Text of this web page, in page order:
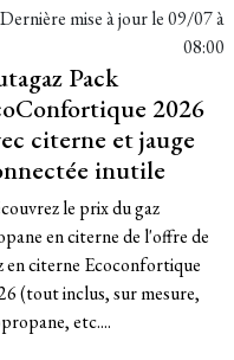
Dernière mise à jour le09/07 à
08:00
Pack
2026
citerne et jauge
inutile
le prix du gaz
en citerne de l'offre de
en citerne Ecoconfortique
(tout inclus, sur mesure,
etc....